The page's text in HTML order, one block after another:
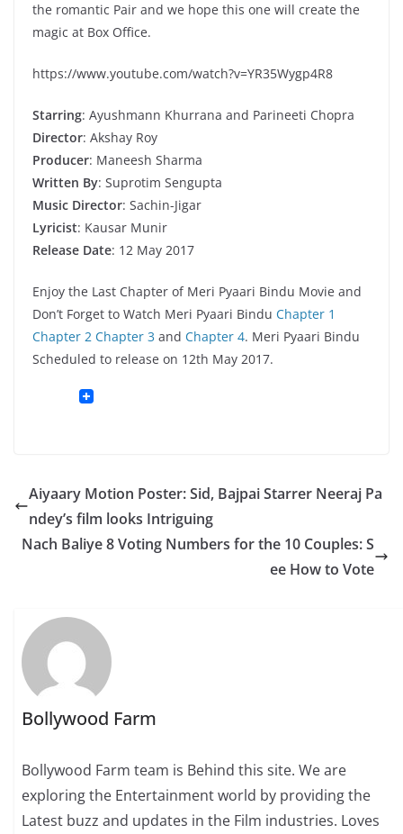
the romantic Pair and we hope this one will create the
magic at Box Office.
https://www.youtube.com/watch?v=YR35Wygp4R8
Starring: Ayushmann Khurrana and Parineeti Chopra
Director: Akshay Roy
Producer: Maneesh Sharma
Written By: Suprotim Sengupta
Music Director: Sachin-Jigar
Lyricist: Kausar Munir
Release Date: 12 May 2017
Enjoy the Last Chapter of Meri Pyaari Bindu Movie and
Don’t Forget to Watch Meri Pyaari Bindu Chapter 1
Chapter 2 Chapter 3 and Chapter 4. Meri Pyaari Bindu
Scheduled to release on 12th May 2017.
Aiyaary Motion Poster: Sid, Bajpai Starrer Neeraj Pa
ndey’s film looks Intriguing
Nach Baliye 8 Voting Numbers for the 10 Couples: S
ee How to Vote
Bollywood Farm
Bollywood Farm team is Behind this site. We are
exploring the Entertainment world by providing the
Latest buzz and updates in the Film industries. Loves